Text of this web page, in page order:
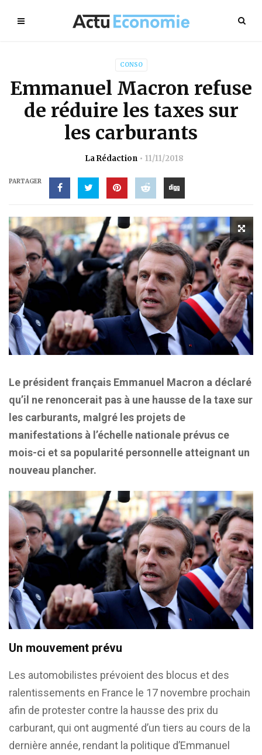
CONSO
Emmanuel Macron refuse
de réduire les taxes sur
les carburants
La Rédaction 11/11/2018
PARTAGER
Le président français Emmanuel Macron a déclaré
qu’il ne renoncerait pas à une hausse de la taxe sur
les carburants, malgré les projets de
manifestations à l’échelle nationale prévus ce
mois-ci et sa popularité personnelle atteignant un
nouveau plancher.
Un mouvement prévu
Les automobilistes prévoient des blocus et des
ralentissements en France le 17 novembre prochain
afin de protester contre la hausse des prix du
carburant, qui ont augmenté d’un tiers au cours de la
dernière année, rendant la politique d’Emmanuel